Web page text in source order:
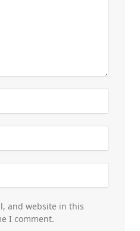
and website in this
I comment.